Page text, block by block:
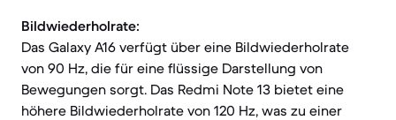
Bildwiederholrate:
Das Galaxy A16 verfügt über eine Bildwiederholrate
von 90 Hz, die für eine flüssige Darstellung von
Bewegungen sorgt. Das Redmi Note 13 bietet eine
höhere Bildwiederholrate von 120 Hz, was zu einer